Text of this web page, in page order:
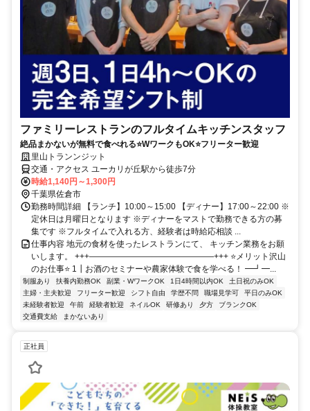
ファミリーレストランのフルタイムキッチンスタッフ
絶品まかないが無料で食べれる⭐WワークもOK⭐フリーター歓迎
里山トランンジット
交通・アクセス ユーカリが丘駅から徒歩7分
時給1,140円～1,300円
千葉県佐倉市
勤務時間詳細 【ランチ】10:00～15:00 【ディナー】17:00～22:00 ※
定休日は月曜日となります ※ディナーをマストで勤務できる方の募
集です ※フルタイムで入れる方、経験者は時給応相談 ...
仕事内容 地元の食材を使ったレストランにて、 キッチン業務をお願
いします。 +++———————————————+++ ⭐メリット沢山
のお仕事⭐ 1┃お酒のセミナーや農家体験で食を学べる！ ━┛━...
制服あり 扶養内勤務OK 副業・WワークOK 1日4時間以内OK
土日祝のみOK
主婦・主夫歓迎
フリーター歓迎 シフト自由 学歴不問 職場見学可
平日のみOK
未経験者歓迎
午前 経験者歓迎 ネイルOK 研修あり 夕方
ブランクOK
交通費支給
まかないあり
正社員